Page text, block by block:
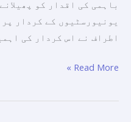
باہمی کی اقدار کو
یونیورسٹیوں کے کردار
اطراف نے اس کردار کی
بقائے
باہمی
اور
انسانی
Read More »